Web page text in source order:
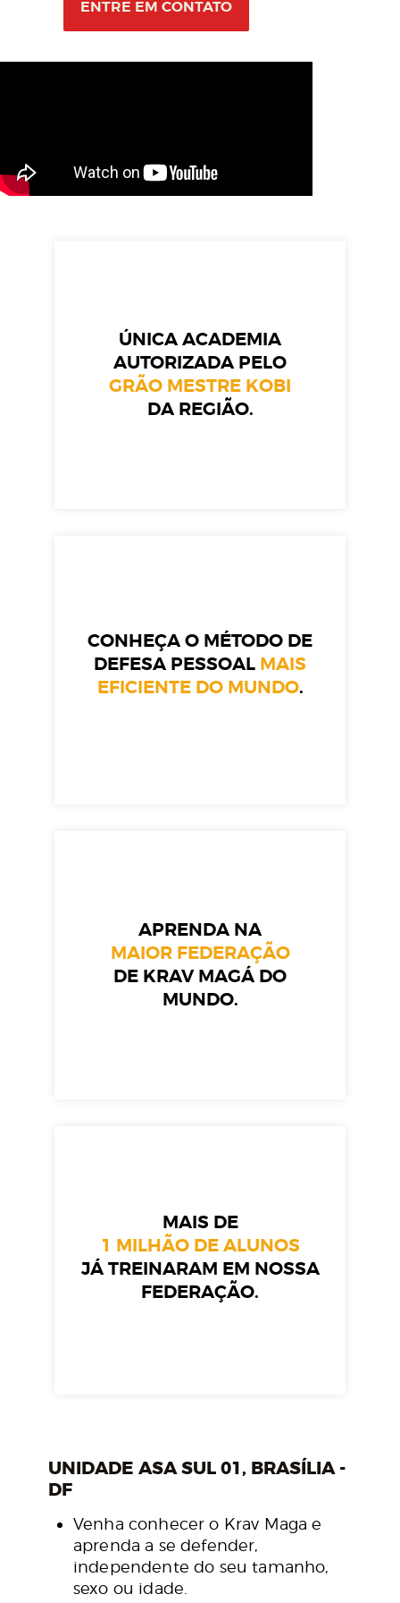
ENTRE EM CONTATO
ÚNICA ACADEMIA
AUTORIZADA PELO
GRÃO MESTRE KOBI
DA REGIÃO.
CONHEÇA O MÉTODO DE
DEFESA PESSOAL MAIS
EFICIENTE DO MUNDO.
APRENDA NA
MAIOR FEDERAÇÃO
DE KRAV MAGÁ DO
MUNDO.
MAIS DE
1 MILHÃO DE ALUNOS
JÁ TREINARAM EM NOSSA
FEDERAÇÃO.
UNIDADE ASA SUL 01, BRASÍLIA -
DF
Venha conhecer o Krav Maga e
aprenda a se defender,
independente do seu tamanho,
sexo ou idade.